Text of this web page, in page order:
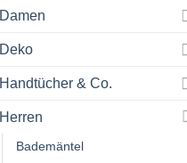
Damen
Deko
Handtücher & Co.
Herren
Bademäntel